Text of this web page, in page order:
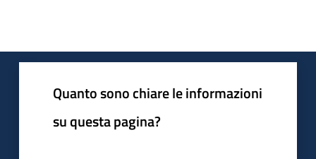
Quanto sono chiare le informazioni
su questa pagina?